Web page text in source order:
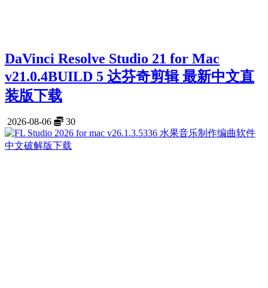
DaVinci Resolve Studio 21 for Mac
v21.0.4BUILD 5 达芬奇剪辑 最新中文直
装版下载
2026-08-06 30